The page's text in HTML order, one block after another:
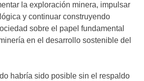
la exploración minera, impulsar
y continuar construyendo
sobre el papel fundamental
en el desarrollo sostenible del
habría sido posible sin el respaldo